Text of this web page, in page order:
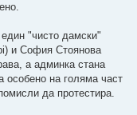
"чисто дамски"
и София Стоянова
а админка стана
особено на голяма част
да протестира.